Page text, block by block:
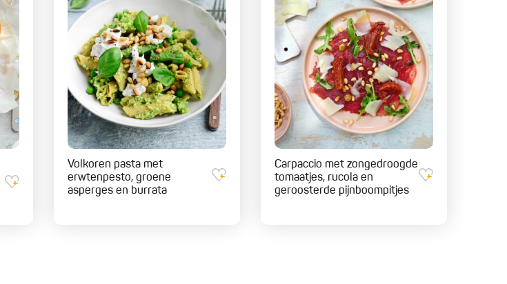
Volkoren pasta met
erwtenpesto, groene
asperges en burrata
Carpaccio met zongedroogde
tomaatjes, rucola en
geroosterde pijnboompitjes